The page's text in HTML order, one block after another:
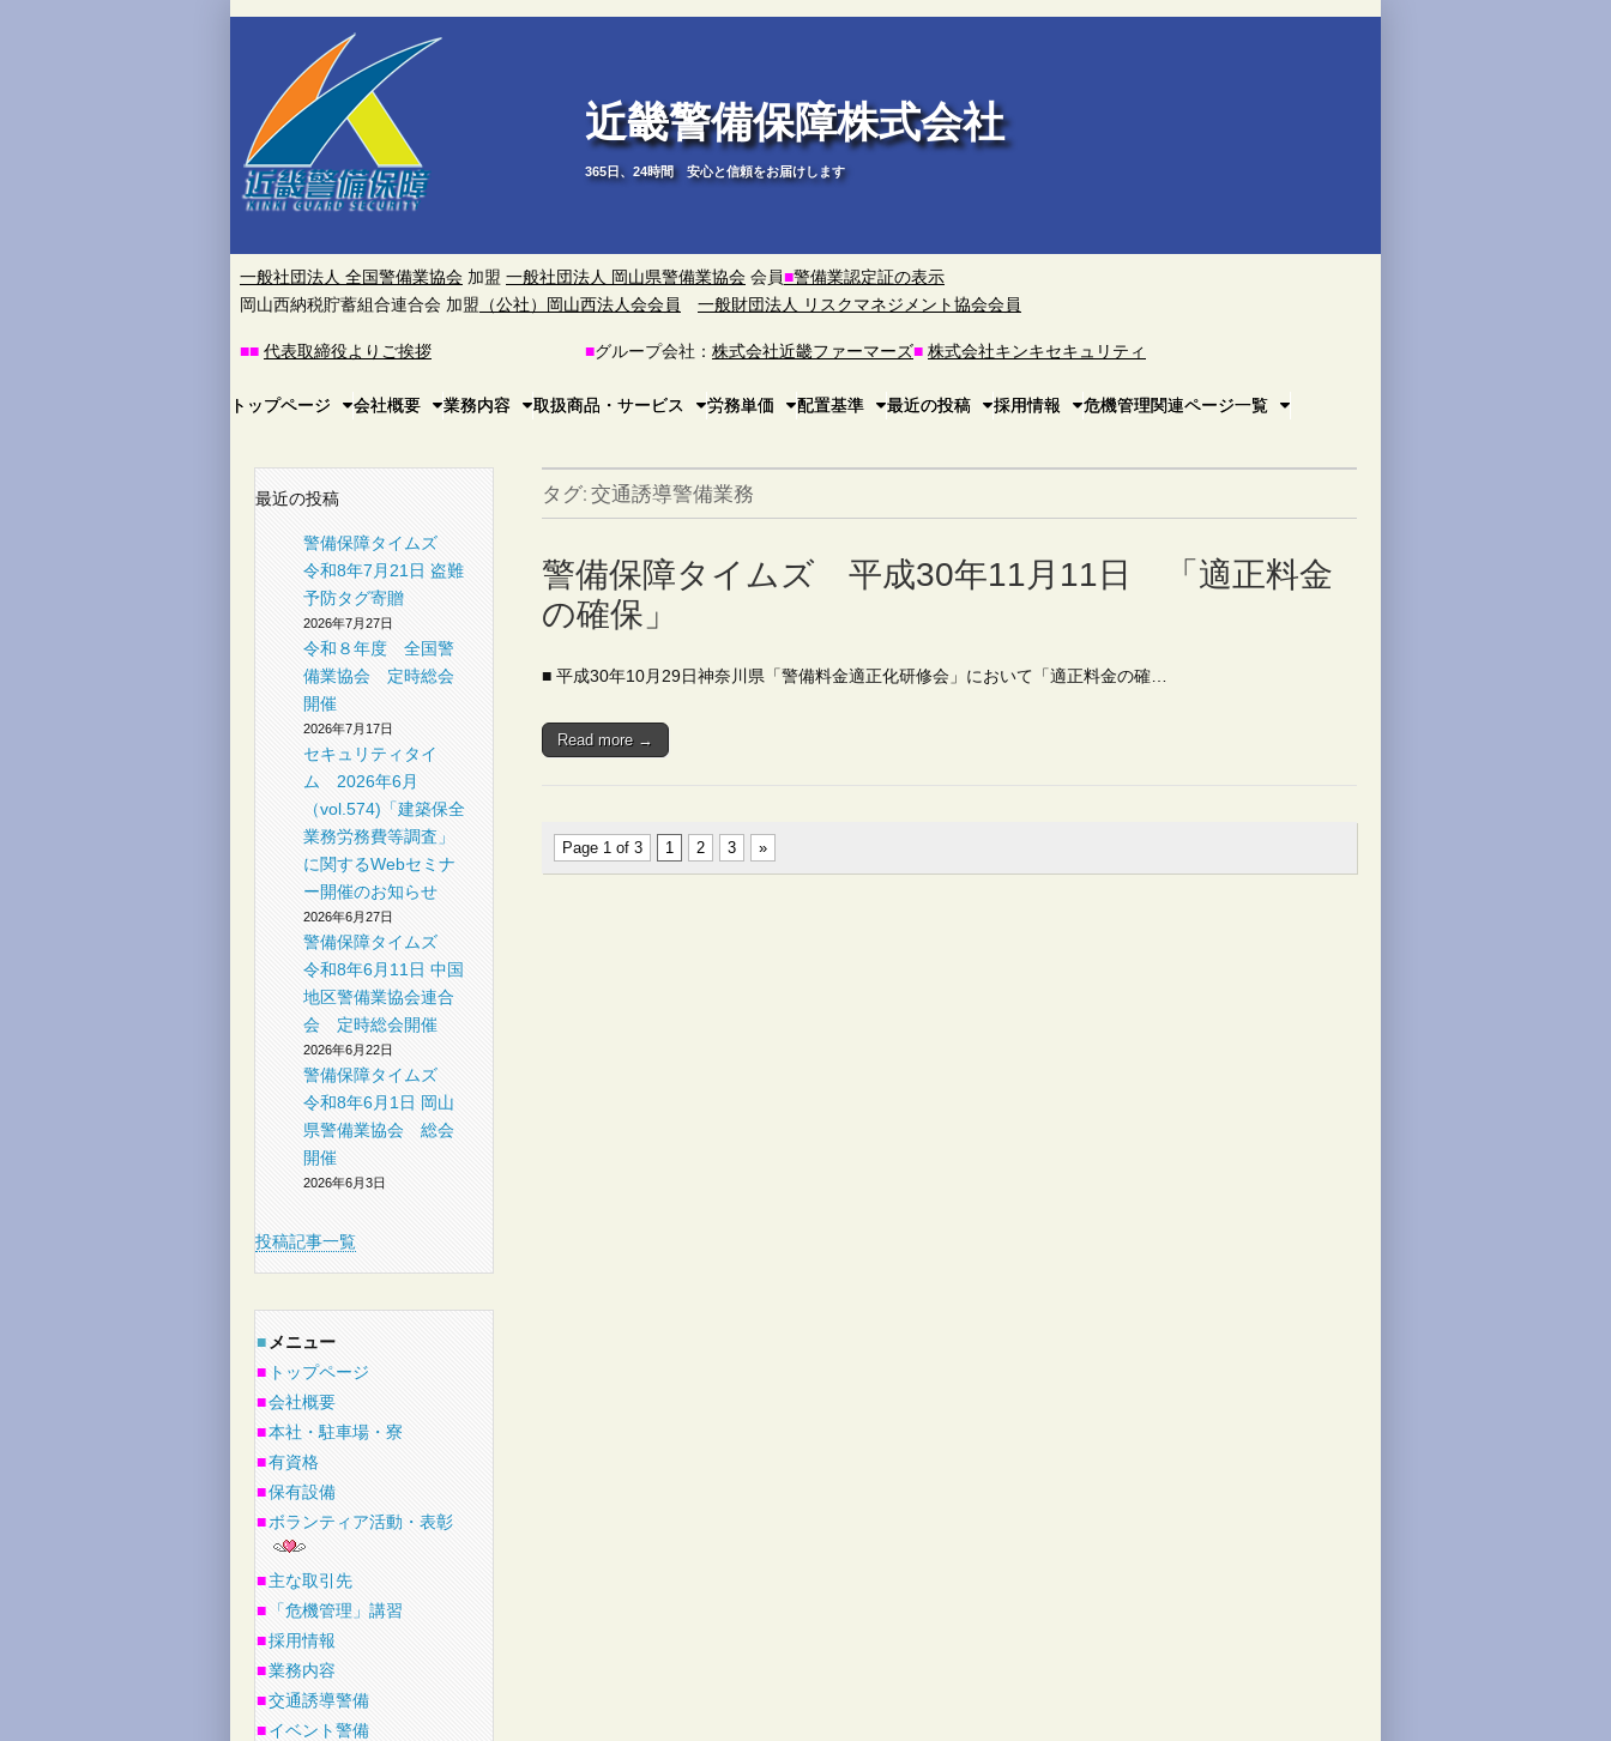
近
畿
警
備
保
障
株
式
会
社
近畿警備保障株式会社
365日、24時間 安心と信頼をお届けします
一般社団法人 全国警備業協会 加盟 一般社団法人 岡山県警備業協会 会員■警備業認定証の表示
岡山西納税貯蓄組合連合会 加盟 （公社）岡山西法人会会員 一般財団法人 リスクマネジメント協会会員
■■ 代表取締役よりご挨拶 ■グループ会社： 株式会社近畿ファーマーズ■ 株式会社キンキセキュリティ
Main
Skip
トップページ 会社概要 業務内容 取扱商品・サービス 労務単価 配置基準 最近の投稿 採用情報 危機管理関連ページ一覧
タグ:交通誘導警備業務
警備保障タイムズ 平成30年11月11日 「適正料金
の確保」
■ 平成30年10月29日神奈川県「警備料金適正化研修会」において「適正料金の確…
Read more →
Page 1 of 3 1 2 3 »
最近の投稿
警備保障タイムズ
令和8年7月21日 盗難
予防タグ寄贈
2026年7月27日
令和８年度 全国警
備業協会 定時総会
開催
2026年7月17日
セキュリティタイ
ム 2026年6月
（vol.574)「建築保全
業務労務費等調査」
に関するWebセミナ
ー開催のお知らせ
2026年6月27日
警備保障タイムズ
令和8年6月11日 中国
地区警備業協会連合
会 定時総会開催
2026年6月22日
警備保障タイムズ
令和8年6月1日 岡山
県警備業協会 総会
開催
2026年6月3日
投稿記事一覧
■ メニュー
■ トップページ
■会社概要
■本社・駐車場・寮
■有資格
■保有設備
■ボランティア活動・表彰
■主な取引先
■
「危機管理」講習
■採用情報
■業務内容
■交通誘導警備
■イベント警備